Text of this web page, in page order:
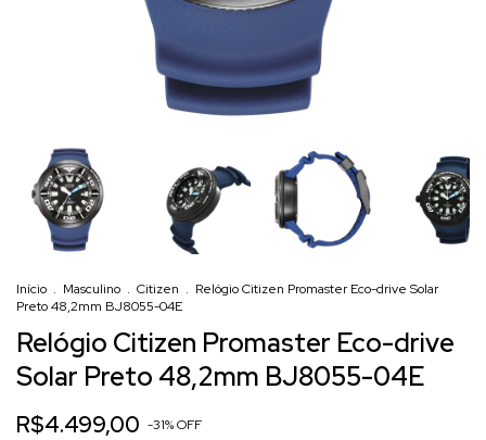
Início . Masculino . Citizen . Relógio Citizen Promaster Eco-drive Solar
Preto 48,2mm BJ8055-04E
Relógio Citizen Promaster Eco-drive
Solar Preto 48,2mm BJ8055-04E
R$4.499,00 -31%OFF